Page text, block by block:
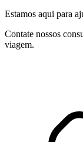
Estamos aqui para
Contate nossos
viagem.